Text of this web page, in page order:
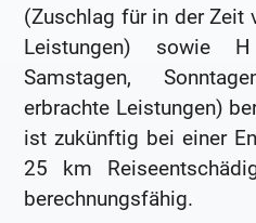
(Zuschlag für in der Zeit
Leistungen) sowie
Samstagen,
erbrachte Leistungen)
ist zukünftig bei einer
25 km
berechnungsfähig.